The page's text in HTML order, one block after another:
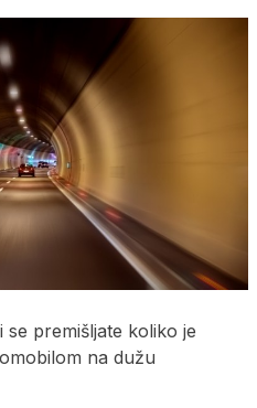
premišljate koliko je
na dužu